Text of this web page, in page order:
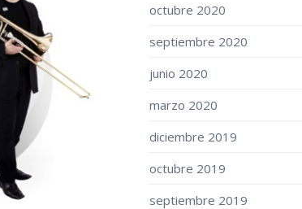
octubre 2020
septiembre 2020
junio 2020
marzo 2020
diciembre 2019
octubre 2019
septiembre 2019